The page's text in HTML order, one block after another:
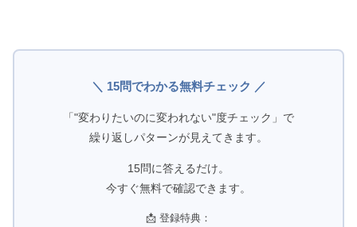
＼ 15問でわかる無料チェック ／
「"変わりたいのに変われない"度チェック」で
繰り返しパターンが見えてきます。
15問に答えるだけ。
今すぐ無料で確認できます。
📩 登録特典：